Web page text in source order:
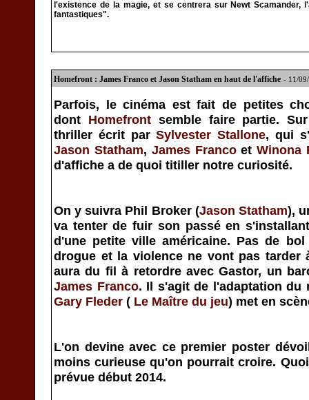
l'existence de la magie, et se centrera sur Newt Scamander,
fantastiques".
Homefront : James Franco et Jason Statham en haut de l'affiche - 11/
Parfois, le cinéma est fait de petites
dont Homefrontsemble faire partie.
thriller écrit parSylvester Stallone, qui
Jason Statham, James FrancoetWinona
d'affiche a de quoi titiller notre curiosité.
On y suivra Phil Broker (Jason Statham),
va tenter de fuir son passé en
d'une petite ville américaine. Pas de
drogue et la violence ne vont pas tarder
aura du fil à retordre avec Gastor, un
James Franco. Il s'agit de l'adaptation du
Gary Fleder ( Le Maître du jeu) met en
L'on devine avec ce premier poster
moins curieuse qu'on pourrait croire.
prévue début 2014.